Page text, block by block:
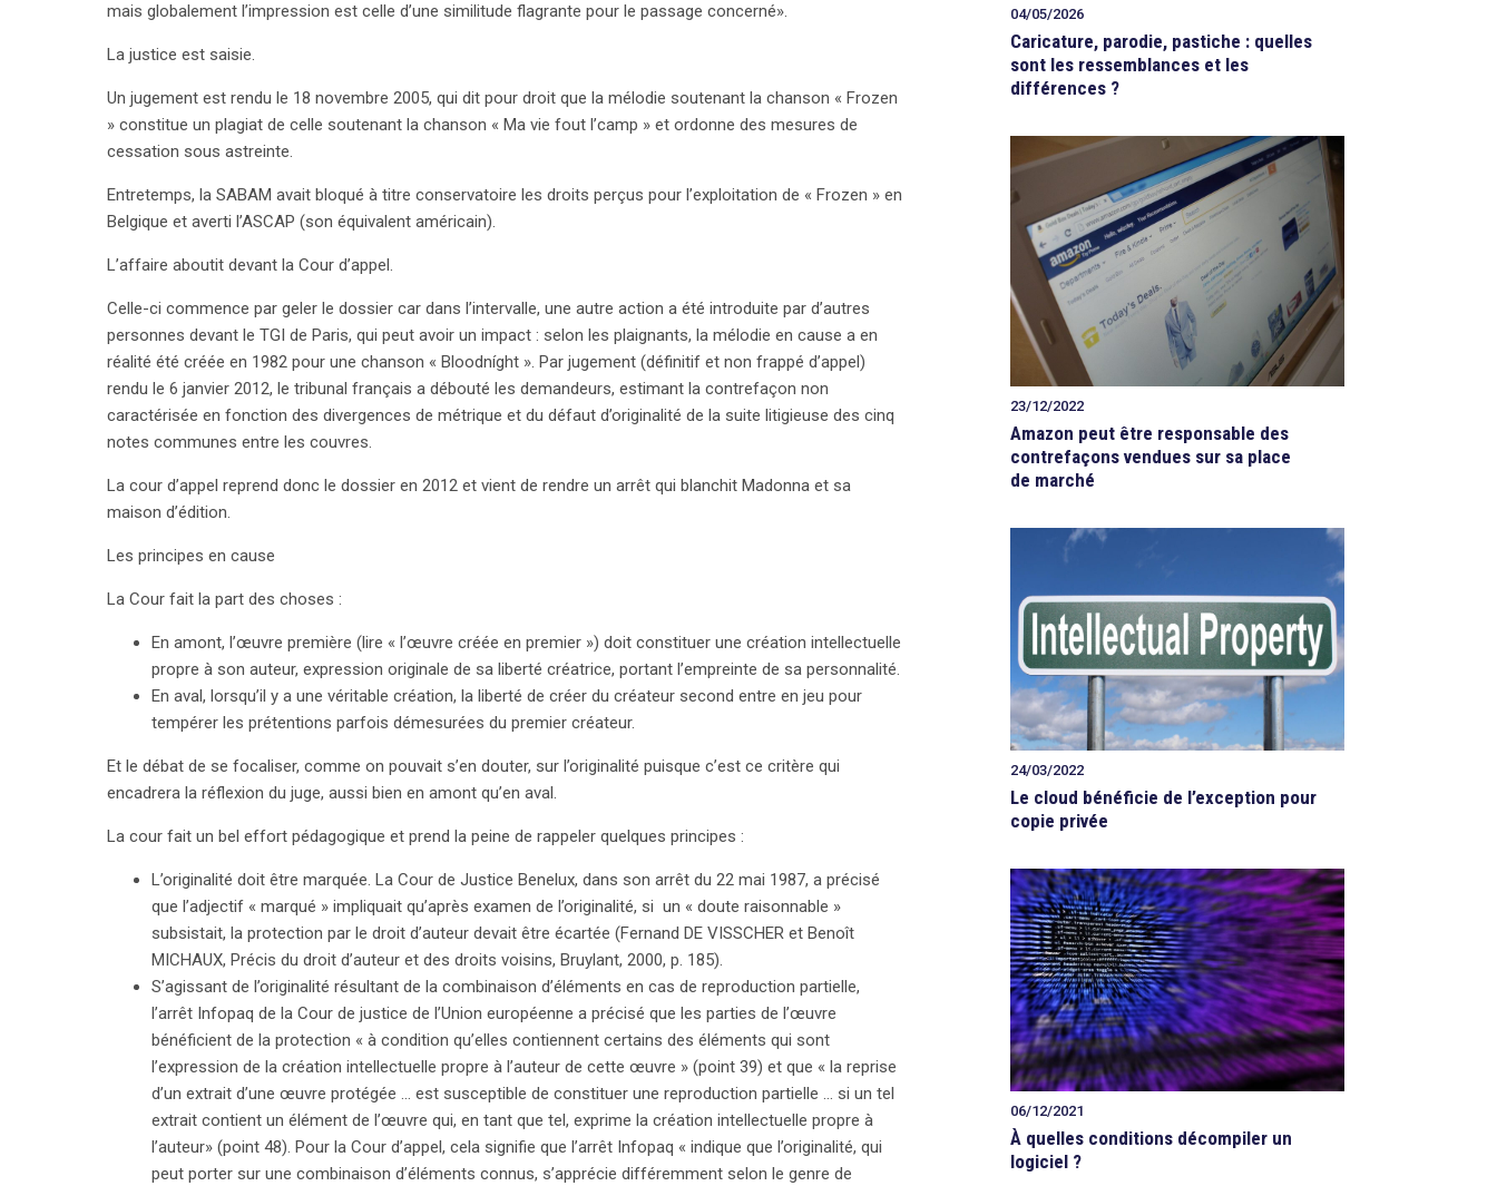
coexister sous des protections distinctes, rendant le débat sur l’originalité plus pertinent que jamais.
accusation de plagiat.
mais globalement l’impression est celle d’une similitude flagrante pour le passage concerné».
La justice est saisie.
Un jugement est rendu le 18 novembre 2005, qui dit pour droit que la mélodie soutenant la chanson « Frozen
» constitue un plagiat de celle soutenant la chanson « Ma vie fout l’camp » et ordonne des mesures de
cessation sous astreinte.
Entretemps, la SABAM avait bloqué à titre conservatoire les droits perçus pour l’exploitation de « Frozen » en
Belgique et averti l’ASCAP (son équivalent américain).
L’affaire aboutit devant la Cour d’appel.
Celle-ci commence par geler le dossier car dans l’intervalle, une autre action a été introduite par d’autres
personnes devant le TGI de Paris, qui peut avoir un impact : selon les plaignants, la mélodie en cause a en
réalité été créée en 1982 pour une chanson « Bloodníght ». Par jugement (définitif et non frappé d’appel)
rendu le 6 janvier 2012, le tribunal français a débouté les demandeurs, estimant la contrefaçon non
caractérisée en fonction des divergences de métrique et du défaut d’originalité de la suite litigieuse des cinq
notes communes entre les couvres.
La cour d’appel reprend donc le dossier en 2012 et vient de rendre un arrêt qui blanchit Madonna et sa
maison d’édition.
Les principes en cause
La Cour fait la part des choses :
En amont, l’œuvre première (lire « l’œuvre créée en premier ») doit constituer une création intellectuelle
propre à son auteur, expression originale de sa liberté créatrice, portant l’empreinte de sa personnalité.
En aval, lorsqu’il y a une véritable création, la liberté de créer du créateur second entre en jeu pour
tempérer les prétentions parfois démesurées du premier créateur.
Et le débat de se focaliser, comme on pouvait s’en douter, sur l’originalité puisque c’est ce critère qui
encadrera la réflexion du juge, aussi bien en amont qu’en aval.
La cour fait un bel effort pédagogique et prend la peine de rappeler quelques principes :
L’originalité doit être marquée. La Cour de Justice Benelux, dans son arrêt du 22 mai 1987, a précisé
que l’adjectif « marqué » impliquait qu’après examen de l’originalité, si un « doute raisonnable »
subsistait, la protection par le droit d’auteur devait être écartée (Fernand DE VISSCHER et Benoît
MICHAUX, Précis du droit d’auteur et des droits voisins, Bruylant, 2000, p. 185).
S’agissant de l’originalité résultant de la combinaison d’éléments en cas de reproduction partielle,
l’arrêt Infopaq de la Cour de justice de l’Union européenne a précisé que les parties de l’œuvre
bénéficient de la protection « à condition qu’elles contiennent certains des éléments qui sont
l’expression de la création intellectuelle propre à l’auteur de cette œuvre » (point 39) et que « la reprise
d’un extrait d’une œuvre protégée … est susceptible de constituer une reproduction partielle … si un tel
extrait contient un élément de l’œuvre qui, en tant que tel, exprime la création intellectuelle propre à
l’auteur» (point 48). Pour la Cour d’appel, cela signifie que l’arrêt Infopaq « indique que l’originalité, qui
peut porter sur une combinaison d’éléments connus, s’apprécie différemment selon le genre de
04/05/2026
Caricature, parodie, pastiche : quelles
sont les ressemblances et les
différences ?
23/12/2022
Amazon peut être responsable des
contrefaçons vendues sur sa place
de marché
24/03/2022
Le cloud bénéficie de l’exception pour
copie privée
06/12/2021
À quelles conditions décompiler un
logiciel ?
search